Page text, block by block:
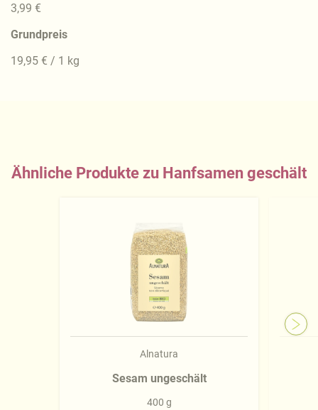
3,99 €
Grundpreis
19,95 € / 1 kg
Ähnliche Produkte zu Hanfsamen geschält
Alnatura
Sesam ungeschält
400 g